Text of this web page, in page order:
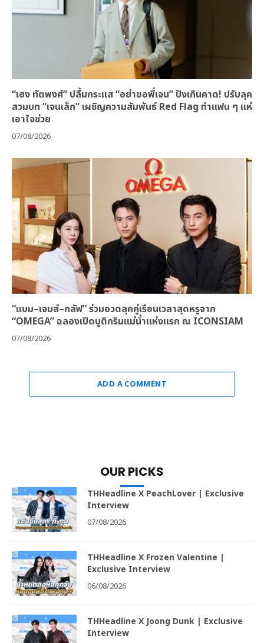
“เฮง ทัตพงศ์” ปลื้มกระแส “อย่าขอพี่เจน” ปังเกินคาด! ปรับลุค
สวมบท “เจนเล็ก” เผชิญความสัมพันธ์ Red Flag ทำแฟน ๆ แห่
เอาใจช่วย
07/08/2026
“แบม–เจมส์–กลัฟ” ร่วมอวดลุคคู่เรือนเวลาสุดหรูจาก
“OMEGA” ฉลองเปิดบูติกริมแม่น้ำแห่งแรก ณ ICONSIAM
07/08/2026
ADD A COMMENT
OUR PICKS
THHeadline X PeachLover | Exclusive
Interview
07/08/2026
THHeadline X Frozen Valentine |
Exclusive Interview
06/08/2026
THHeadline X Joong Dunk | Exclusive
Interview